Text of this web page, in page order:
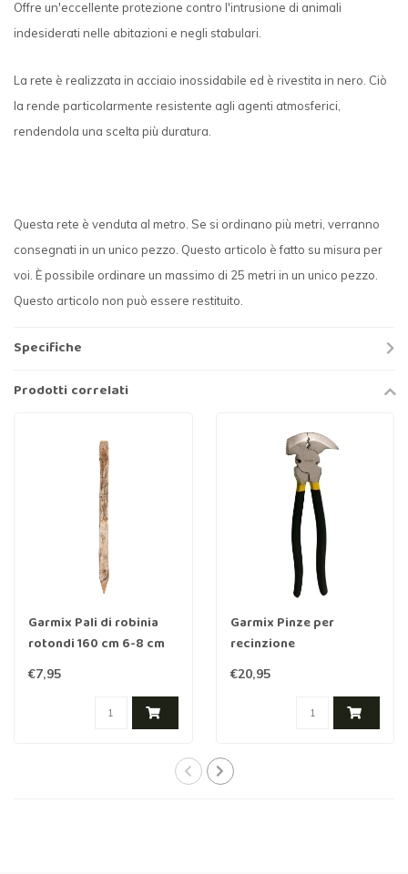
Offre un'eccellente protezione contro l'intrusione di animali
indesiderati nelle abitazioni e negli stabulari.
La rete è realizzata in acciaio inossidabile ed è rivestita in nero. Ciò
la rende particolarmente resistente agli agenti atmosferici,
rendendola una scelta più duratura.
Questa rete è venduta al metro. Se si ordinano più metri, verranno
consegnati in un unico pezzo. Questo articolo è fatto su misura per
voi. È possibile ordinare un massimo di 25 metri in un unico pezzo.
Questo articolo non può essere restituito.
Specifiche
Prodotti correlati
Garmix Pali di robinia
rotondi 160 cm 6-8 cm
€7,95
Garmix Pinze per
recinzione
€20,95